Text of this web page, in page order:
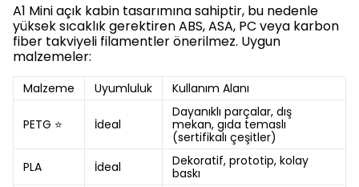
A1 Mini açık kabin tasarımına sahiptir, bu nedenle
yüksek sıcaklık gerektiren ABS, ASA, PC veya karbon
fiber takviyeli filamentler önerilmez. Uygun
malzemeler:
Malzeme Uyumluluk Kullanım Alanı
PETG ⭐ İdeal
Dayanıklı parçalar, dış
mekan, gıda temaslı
(sertifikalı çeşitler)
PLA
İdeal
Dekoratif, prototip, kolay
baskı